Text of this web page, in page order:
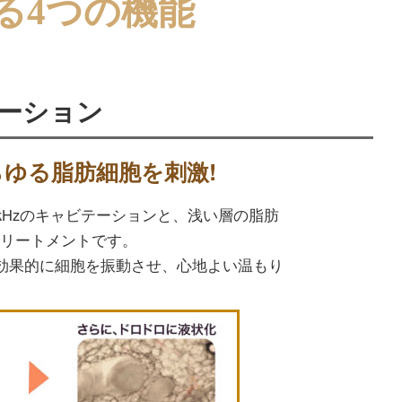
4つの機能
ション
る脂肪細胞を刺激!
のキャビテーションと、浅い層の脂肪
ートメントです。
的に細胞を振動させ、心地よい温もり